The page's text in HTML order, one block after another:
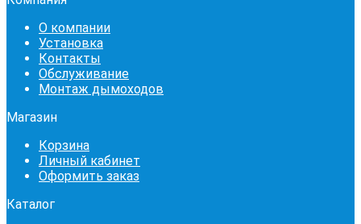
О компании
Установка
Контакты
Обслуживание
Монтаж дымоходов
Магазин
Корзина
Личный кабинет
Оформить заказ
Каталог